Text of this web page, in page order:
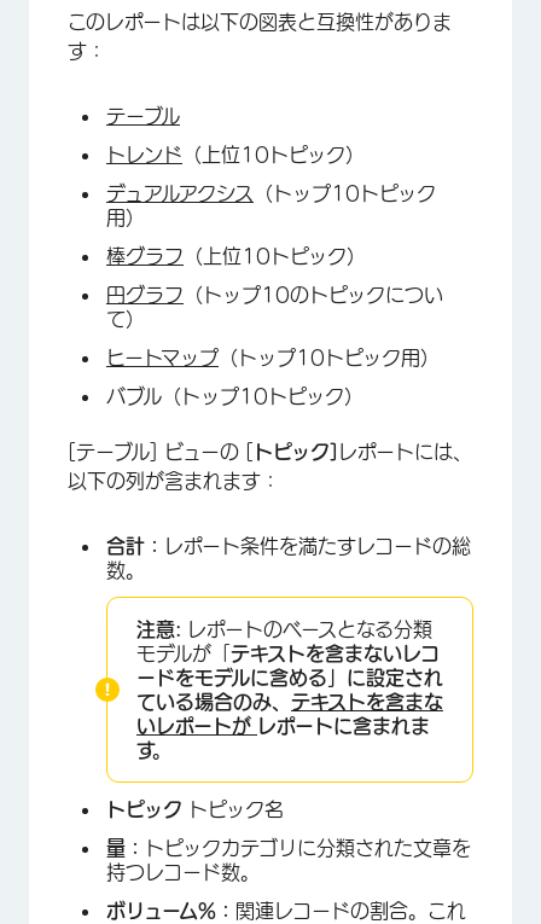
このレポートは以下の図表と互換性がありま
す：
テーブル
トレンド （上位10トピック）
デュアルアクシス
（トップ10トピック
用）
棒グラフ （上位10トピック）
円グラフ （トップ10のトピックについ
て）
ヒートマップ （トップ10トピック用）
バブル（トップ10トピック）
[テーブル] ビューの [ トピック]
レポートには、
以下の列が含まれます：
合計：
レポート条件を満たすレコードの総
数。
注意: レポートのベースとなる分類
モデルが「 テキストを含まないレコ
ードをモデルに含める」に設定され
ている場合のみ、 テキストを含まな
いレポートが
レポートに含まれま
す。
トピック
トピック名
量：
トピックカテゴリに分類された文章を
持つレコード数。
ボリューム%： 関連レコードの割合。これ